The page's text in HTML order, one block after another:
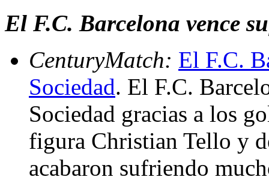
El F.C. Barcelona vence
CenturyMatch: El F.C.
Sociedad. El F.C.
Sociedad gracias a los
figura Christian Tello y
acabaron sufriendo